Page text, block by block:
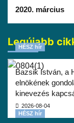
2020. március
Legújabb
HÉSZ hír
Bazsik István, a
elnökének
kinevezés
2026-08-04
HÉSZ hír